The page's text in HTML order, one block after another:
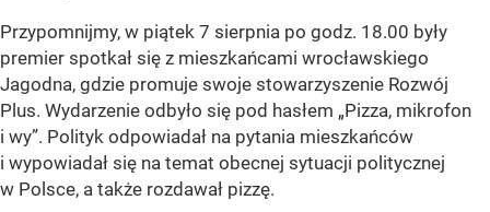
Przypomnijmy, w piątek 7 sierpnia po godz. 18.00 były
premier spotkał się z mieszkańcami wrocławskiego
Jagodna, gdzie promuje swoje stowarzyszenie Rozwój
Plus. Wydarzenie odbyło się pod hasłem „Pizza, mikrofon
i wy”. Polityk odpowiadał na pytania mieszkańców
i wypowiadał się na temat obecnej sytuacji politycznej
w Polsce, a także rozdawał pizzę.